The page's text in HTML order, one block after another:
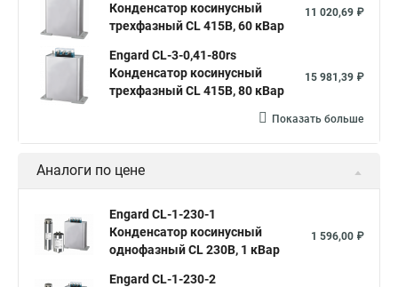
Конденсатор косинусный
трехфазный CL 415В, 60 кВар
11 020,69 ₽
Engard CL-3-0,41-80rs
Конденсатор косинусный
трехфазный CL 415В, 80 кВар
15 981,39 ₽
Показать больше
Аналоги по цене
Engard CL-1-230-1
Конденсатор косинусный
однофазный CL 230В, 1 кВар
1 596,00 ₽
Engard CL-1-230-2